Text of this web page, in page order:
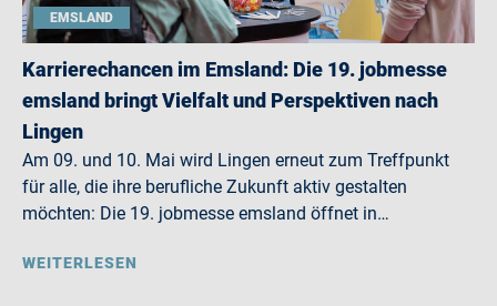
EMSLAND
Karrierechancen im Emsland: Die 19. jobmesse
emsland bringt Vielfalt und Perspektiven nach
Lingen
Am 09. und 10. Mai wird Lingen erneut zum Treffpunkt
für alle, die ihre berufliche Zukunft aktiv gestalten
möchten: Die 19. jobmesse emsland öffnet in…
WEITERLESEN